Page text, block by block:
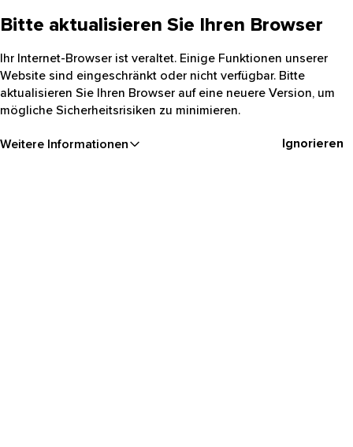
Bitte aktualisieren Sie Ihren Browser
Ihr Internet-Browser ist veraltet. Einige Funktionen unserer
Website sind eingeschränkt oder nicht verfügbar. Bitte
aktualisieren Sie Ihren Browser auf eine neuere Version, um
mögliche Sicherheitsrisiken zu minimieren.
Weitere Informationen Ignorieren